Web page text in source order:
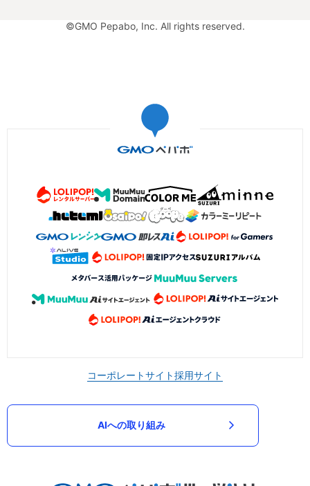
©GMO Pepabo, Inc. All rights reserved.
コーポレートサイト採用サイト
AIへの取り組み